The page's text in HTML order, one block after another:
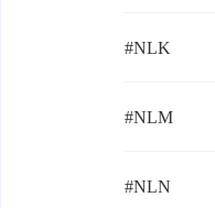
#NLK
#NLM
#NLN